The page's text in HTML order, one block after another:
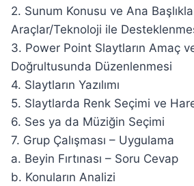
2. Sunum Konusu ve Ana
Araçlar/Teknoloji ile
3. Power Point Slaytların Amaç
Doğrultusunda Düzenlenmesi
4. Slaytların Yazılımı
5. Slaytlarda Renk Seçimi ve
6. Ses ya da Müziğin Seçimi
7. Grup Çalışması – Uygulama
a. Beyin Fırtınası – Soru Cevap
b. Konuların Analizi